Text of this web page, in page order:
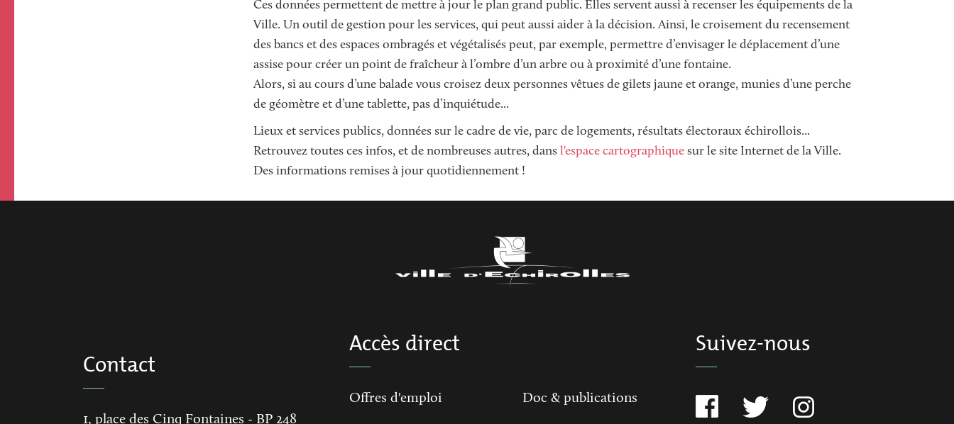
Ces données permettent de mettre à jour le plan grand public. Elles servent aussi à recenser les équipements de la
Ville. Un outil de gestion pour les services, qui peut aussi aider à la décision. Ainsi, le croisement du recensement
des bancs et des espaces ombragés et végétalisés peut, par exemple, permettre d’envisager le déplacement d’une
assise pour créer un point de fraîcheur à l’ombre d’un arbre ou à proximité d’une fontaine.
Alors, si au cours d’une balade vous croisez deux personnes vêtues de gilets jaune et orange, munies d’une perche
de géomètre et d’une tablette, pas d’inquiétude...
Lieux et services publics, données sur le cadre de vie, parc de logements, résultats électoraux échirollois...
Retrouvez toutes ces infos, et de nombreuses autres, dans l'espace cartographique sur le site Internet de la Ville.
Des informations remises à jour quotidiennement !
Contact
1, place des Cinq Fontaines - BP 248
Accès direct
Offres d'emploi Doc & publications
Suivez-nous